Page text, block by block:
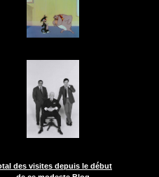
des visites depuis le début